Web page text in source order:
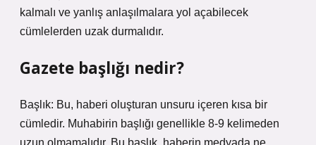
kalmalı ve yanlış anlaşılmalara yol açabilecek
cümlelerden uzak durmalıdır.
Gazete başlığı nedir?
Başlık: Bu, haberi oluşturan unsuru içeren kısa bir
cümledir. Muhabirin başlığı genellikle 8-9 kelimeden
uzun olmamalıdır. Bu başlık, haberin medyada ne